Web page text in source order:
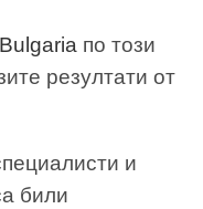
Bulgaria по този
резултати от
и
били